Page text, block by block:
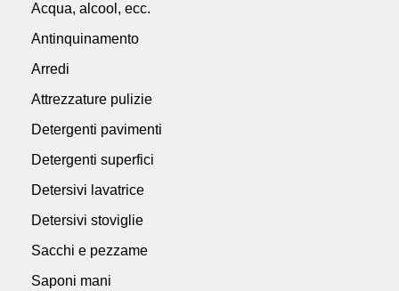
Acqua, alcool, ecc.
Antinquinamento
Arredi
Attrezzature pulizie
Detergenti pavimenti
Detergenti superfici
Detersivi lavatrice
Detersivi stoviglie
Sacchi e pezzame
Saponi mani